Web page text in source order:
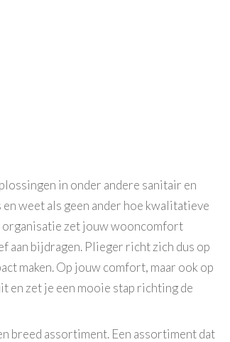
in onder andere sanitair en
weet als geen ander hoe kwalitatieve
organisatie zet jouw wooncomfort
aan bijdragen. Plieger richt zich dus op
maken. Op jouw comfort, maar ook op
en zet je een mooie stap richting de
breed assortiment. Een assortiment dat